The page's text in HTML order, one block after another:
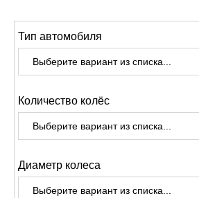
Тип автомобиля
Количество колёс
Диаметр колеса